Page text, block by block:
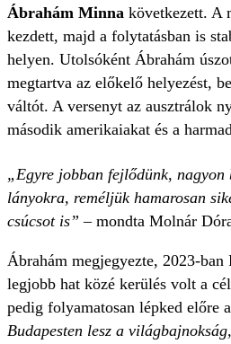
Ábrahám Minna következett. A
kezdett, majd a folytatásban is
helyen. Utolsóként Ábrahám
megtartva az előkelő helyezést,
váltót. A versenyt az ausztrálok
második amerikaiakat és a
„Egyre jobban fejlődünk, nagyon
lányokra, reméljük hamarosan
csúcsot is” – mondta Molnár
Ábrahám megjegyezte, 2023-ban
legjobb hat közé kerülés volt a
pedig folyamatosan lépked előre
Budapesten lesz a